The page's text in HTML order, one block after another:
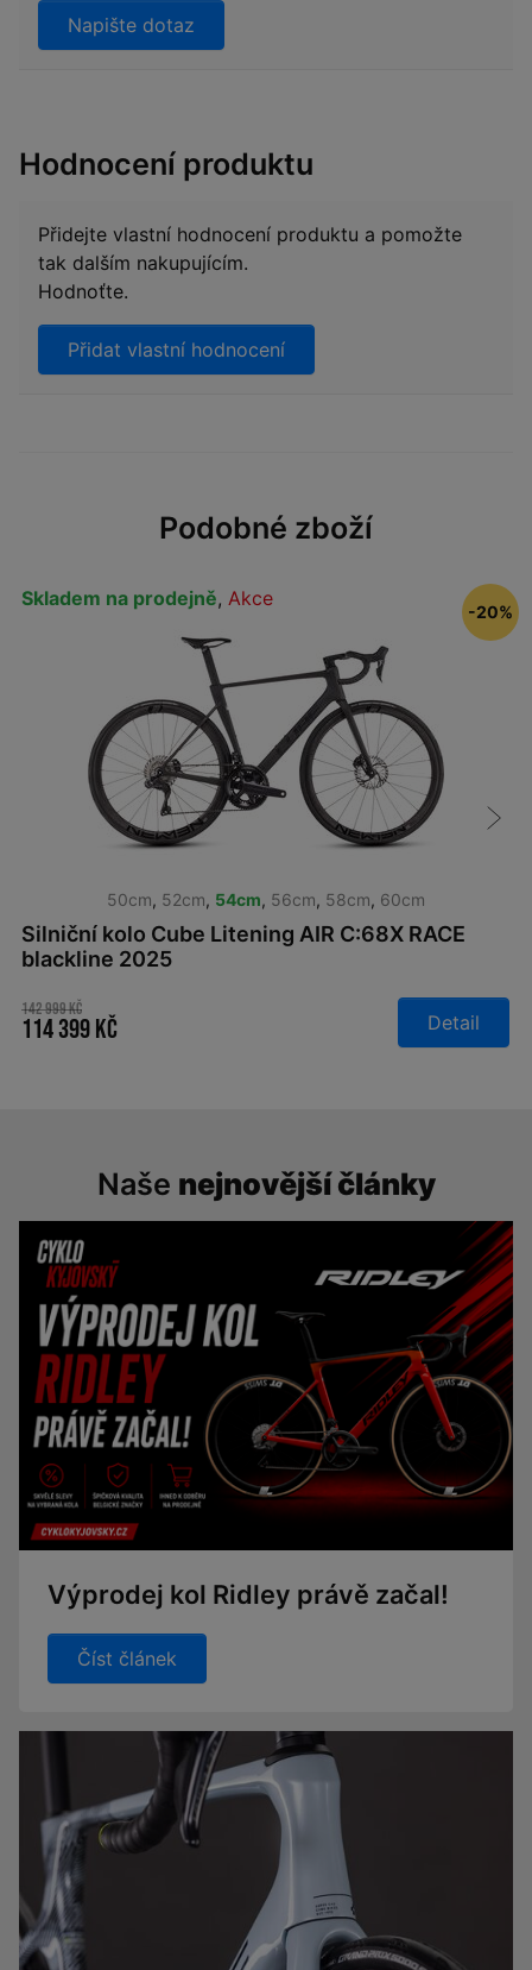
Napište dotaz
Hodnocení produktu
Přidejte vlastní hodnocení produktu a pomožte
tak dalším nakupujícím.
Hodnoťte.
Přidat vlastní hodnocení
Podobné zboží
Skladem na prodejně, Akce
50cm, 52cm, 54cm, 56cm, 58cm, 60cm
Silniční kolo Cube Litening AIR C:68X RACE
blackline 2025
-20%
142 999 Kč
114 399 Kč Detail
Naše nejnovější články
Výprodej kol Ridley právě začal!
Číst článek